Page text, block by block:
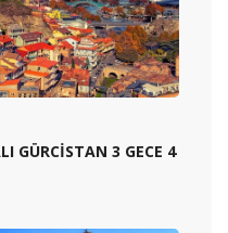
GÜRCİSTAN 3 GECE 4